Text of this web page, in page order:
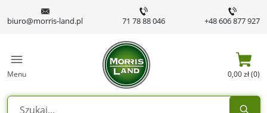
biuro@morris-land.pl 71 78 88 046 +48 606 877 927
Menu 0,00 zł (0)